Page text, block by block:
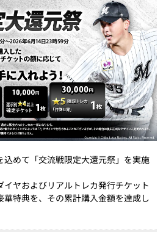
込めて「交流戦限定大還元祭」を実施
ヤおよびリアルトレカ発行チケット
特典を、その累計購入金額を達成し